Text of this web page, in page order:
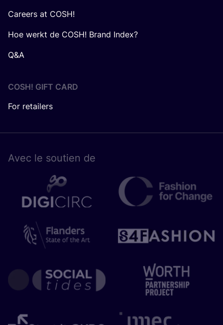
Careers at COSH!
Hoe werkt de COSH! Brand Index?
Q&A
COSH! GIFT CARD
For retailers
Avec le sou­tien de